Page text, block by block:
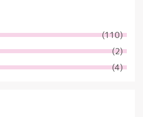
(110)
(2)
(4)